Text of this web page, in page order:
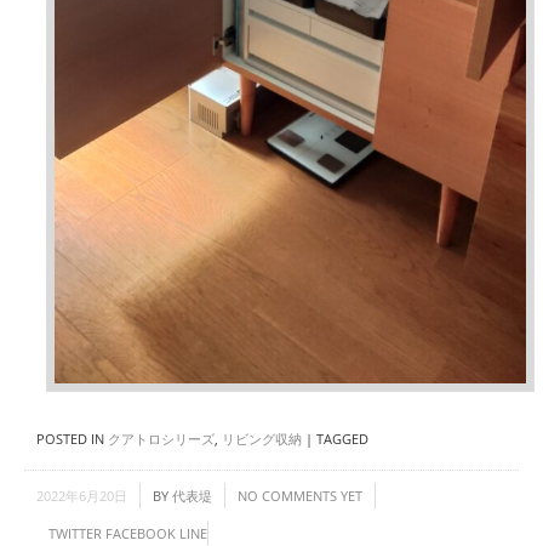
POSTED IN クアトロシリーズ リビング収納 | TAGGED
2022年6月20日 BY 代表堤 NO COMMENTS YET
TWITTER FACEBOOK LINE